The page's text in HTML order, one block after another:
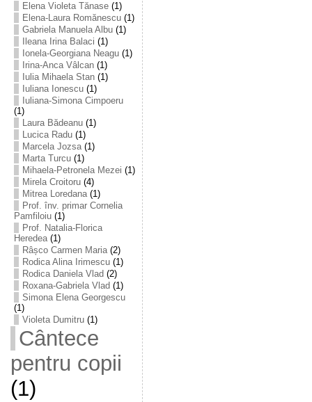
Elena Violeta Tănase(1)
Elena-Laura Romănescu(1)
Gabriela Manuela Albu(1)
Ileana Irina Balaci (1)
Ionela-Georgiana Neagu(1)
Irina-Anca Vâlcan(1)
Iulia Mihaela Stan(1)
Iuliana Ionescu(1)
Iuliana-Simona Cimpoeru
(1)
Laura Bădeanu(1)
Lucica Radu(1)
Marcela Jozsa(1)
Marta Turcu(1)
Mihaela-Petronela Mezei (1)
Mirela Croitoru(4)
Mitrea Loredana(1)
Prof. înv. primar Cornelia
Pamfiloiu(1)
Prof. Natalia-Florica
Heredea(1)
Râșco Carmen Maria(2)
Rodica Alina Irimescu(1)
Rodica Daniela Vlad (2)
Roxana-Gabriela Vlad (1)
Simona Elena Georgescu
(1)
Violeta Dumitru(1)
Cântece
pentru copii
(1)